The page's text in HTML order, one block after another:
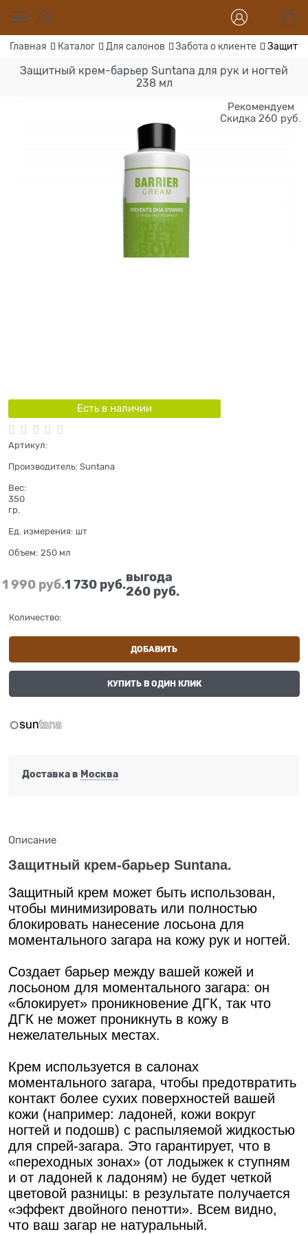
Главная Каталог Для салонов Забота о клиенте
Защитный крем-барьер Suntana для рук и ногтей
238 мл
Рекомендуем
Скидка 260 руб.
Есть в наличии
Артикул:
Производитель: Suntana
Вес:
350
гр.
Ед. измерения: шт
Объем: 250 мл
1 990 руб.1 730 руб.выгода
260 руб.
Количество:
ДОБАВИТЬ
КУПИТЬ В ОДИН КЛИК
Доставка в Москва
Описание
Защитный крем-барьер Suntana.
Защитный крем может быть использован,
чтобы минимизировать или полностью
блокировать нанесение лосьона для
моментального загара на кожу рук и ногтей.
Создает барьер между вашей кожей и
лосьоном для моментального загара: он
«блокирует» проникновение ДГК, так что
ДГК не может проникнуть в кожу в
нежелательных местах.
Крем используется в салонах
моментального загара, чтобы предотвратить
контакт более сухих поверхностей вашей
кожи (например: ладоней, кожи вокруг
ногтей и подошв) с распыляемой жидкостью
для спрей-загара. Это гарантирует, что в
«переходных зонах» (от лодыжек к ступням
и от ладоней к ладоням) не будет четкой
цветовой разницы: в результате получается
«эффект двойного пенотти». Всем видно,
что ваш загар не натуральный.